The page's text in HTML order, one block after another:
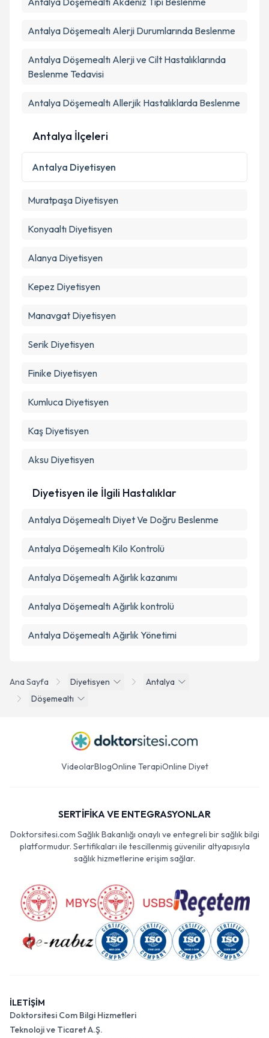
Kişisel verilerimin işlenmesine ilişkinAydınlatma
Ana Sayfa Diyetisyen
Antalya
Döşemealtı
Antalya Döşemealtı Alerji Durumlarında Beslenme
Antalya Döşemealtı Alerji ve Cilt Hastalıklarında
Beslenme Tedavisi
Antalya Döşemealtı Allerjik Hastalıklarda Beslenme
Antalya İlçeleri
Antalya Diyetisyen
Muratpaşa Diyetisyen
Konyaaltı Diyetisyen
Alanya Diyetisyen
Kepez Diyetisyen
Manavgat Diyetisyen
Serik Diyetisyen
Finike Diyetisyen
Kumluca Diyetisyen
Kaş Diyetisyen
Aksu Diyetisyen
Diyetisyen ile İlgili Hastalıklar
Antalya Döşemealtı Diyet Ve Doğru Beslenme
Antalya Döşemealtı Kilo Kontrolü
Antalya Döşemealtı Ağırlık kazanımı
Antalya Döşemealtı Ağırlık kontrolü
Antalya Döşemealtı Ağırlık Yönetimi
VideolarBlogOnline TerapiOnline Diyet
SERTİFİKA VE ENTEGRASYONLAR
Doktorsitesi.com Sağlık Bakanlığı onaylı ve entegreli bir sağlık bilgi
platformudur. Sertifikaları ile tescillenmiş güvenilir altyapısıyla
sağlık hizmetlerine erişim sağlar.
İLETİŞİM
Doktorsitesi Com Bilgi Hizmetleri
Teknoloji ve Ticaret A.Ş.